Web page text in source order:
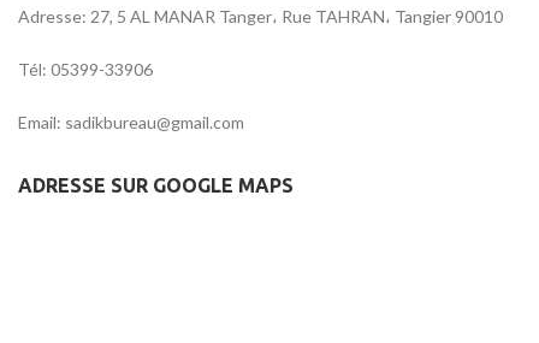
Adresse: 27, 5 AL MANAR Tanger، Rue TAHRAN، Tangier 90010
Tél: 05399-33906
Email: sadikbureau@gmail.com
ADRESSE SUR GOOGLE MAPS